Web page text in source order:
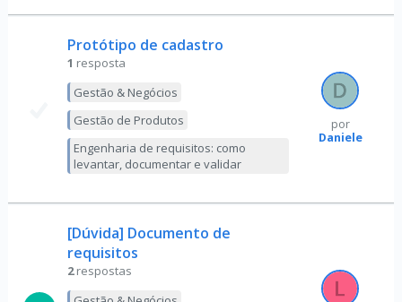
Protótipo de cadastro
1 resposta
Gestão & Negócios
Gestão de Produtos
Engenharia de requisitos: como
levantar, documentar e validar
por
Daniele
[Dúvida] Documento de
requisitos
2 respostas